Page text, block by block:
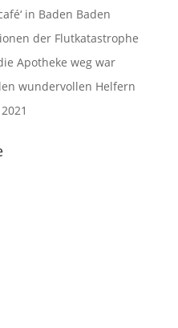
in Baden Baden
der Flutkatastrophe
Apotheke weg war
wundervollen Helfern